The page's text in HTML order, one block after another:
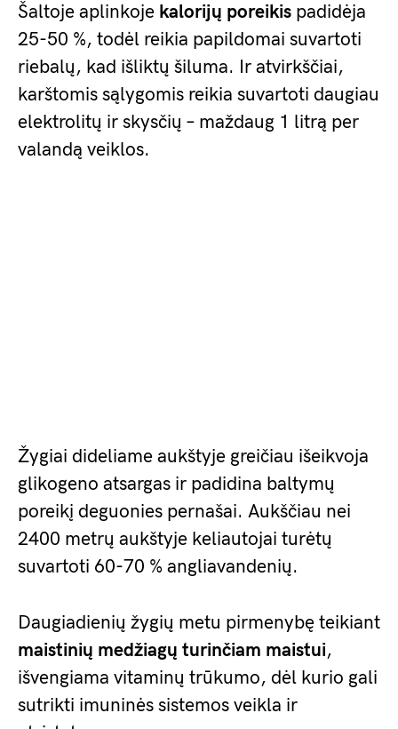
Šaltoje aplinkoje kalorijų poreikis padidėja
25-50 %, todėl reikia papildomai suvartoti
riebalų, kad išliktų šiluma. Ir atvirkščiai,
karštomis sąlygomis reikia suvartoti daugiau
elektrolitų ir skysčių – maždaug 1 litrą per
valandą veiklos.
Žygiai dideliame aukštyje greičiau išeikvoja
glikogeno atsargas ir padidina baltymų
poreikį deguonies pernašai. Aukščiau nei
2400 metrų aukštyje keliautojai turėtų
suvartoti 60-70 % angliavandenių.
Daugiadienių žygių metu pirmenybę teikiant
maistinių medžiagų turinčiam maistui,
išvengiama vitaminų trūkumo, dėl kurio gali
sutrikti imuninės sistemos veikla ir